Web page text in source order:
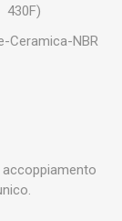
430F)
Ceramica-NBR